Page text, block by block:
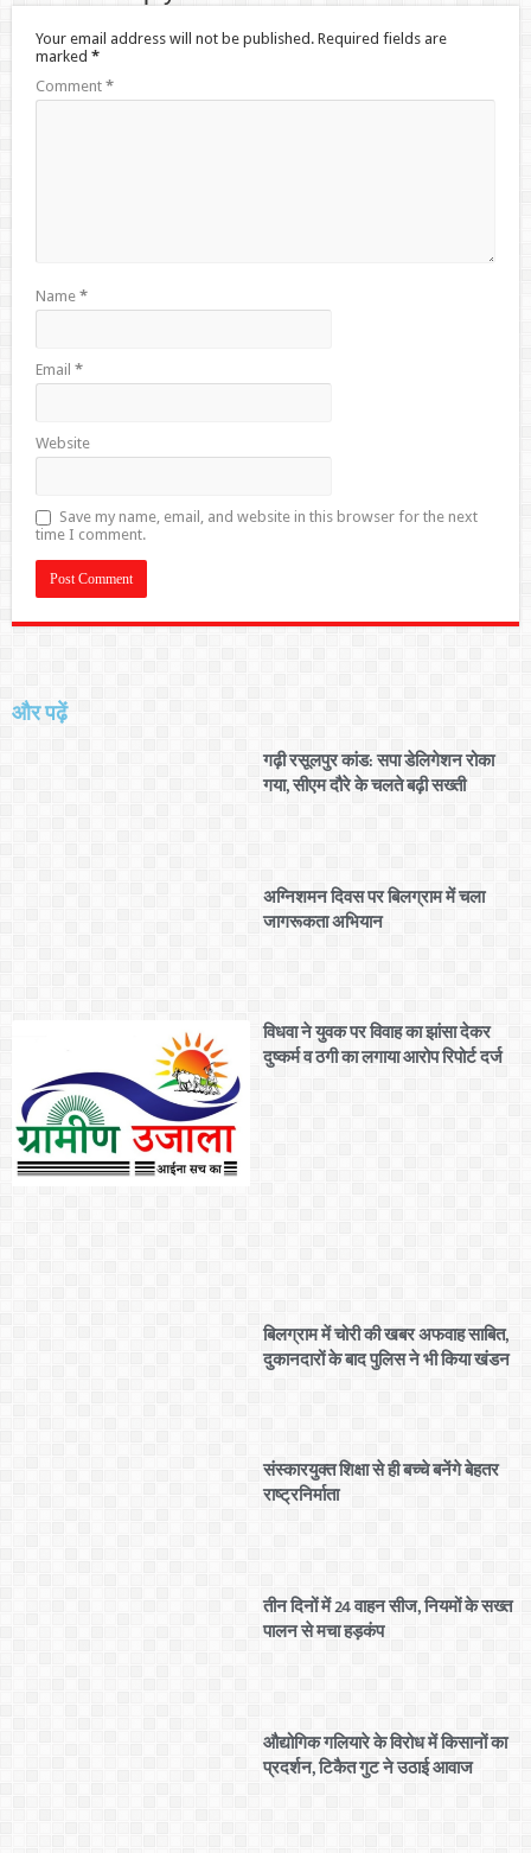
Your email address will not be published. Required fields are
marked *
Comment *
Name *
Email *
Website
Save my name, email, and website in this browser for the next
time I comment.
और पढ़ें
गढ़ी रसूलपुर कांड: सपा डेलिगेशन रोका
गया, सीएम दौरे के चलते बढ़ी सख्ती
अग्निशमन दिवस पर बिलग्राम में चला
जागरूकता अभियान
विधवा ने युवक पर विवाह का झांसा देकर
दुष्कर्म व ठगी का लगाया आरोप रिपोर्ट दर्ज
बिलग्राम में चोरी की खबर अफवाह साबित,
दुकानदारों के बाद पुलिस ने भी किया खंडन
संस्कारयुक्त शिक्षा से ही बच्चे बनेंगे बेहतर
राष्ट्रनिर्माता
तीन दिनों में 24 वाहन सीज, नियमों के सख्त
पालन से मचा हड़कंप
औद्योगिक गलियारे के विरोध में किसानों का
प्रदर्शन, टिकैत गुट ने उठाई आवाज